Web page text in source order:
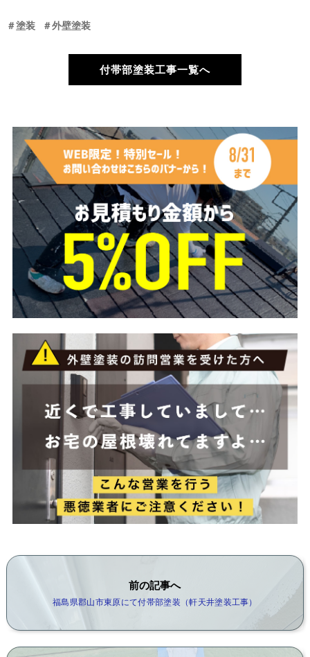
＃塗装 ＃外壁塗装
付帯部塗装工事一覧へ
前の記事へ
福島県郡山市東原にて付帯部塗装（軒天井塗装工事）